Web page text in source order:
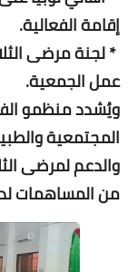
إقامة الفعالية.
* لجنة مرضى
عمل الجمعية.
ويُشدد منظمو
المجتمعية
والدعم لمرضى
من المساهمات